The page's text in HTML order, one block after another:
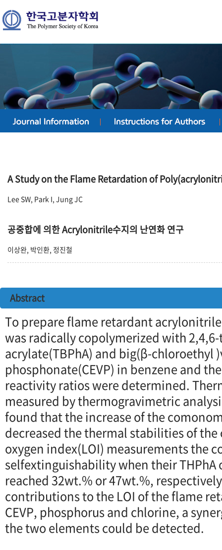
A Study on the Flame Retardation of
Lee SW, Park I, Jung JC
공중합에 의한 Acrylonitrile수지의 난연화 연구
이상완, 박인환, 정진철
Abstract
To prepare flame retardant
was radically copolymerized with
acrylate(TBPhA) and big(β-chloroethyl
phosphonate(CEVP) in benzene and
reactivity ratios were determined.
measured by thermogravimetric
found that the increase of the
decreased the thermal stabilities of
oxygen index(LOI) measurements the
selfextinguishability when their THPhA
reached 32wt.% or 47wt.%,
contributions to the LOI of the flame
CEVP, phosphorus and chlorine, a
the two elements could be detected.